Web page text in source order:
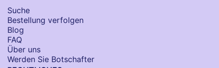
Suche
Bestellung verfolgen
Blog
FAQ
Über uns
Werden Sie Botschafter